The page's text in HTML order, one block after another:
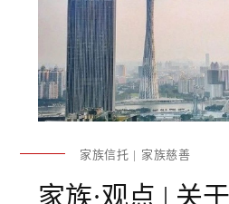
家族信托 家族慈善
家族·观点 | 关